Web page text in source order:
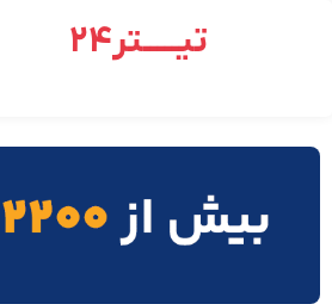
تیـــــتر24